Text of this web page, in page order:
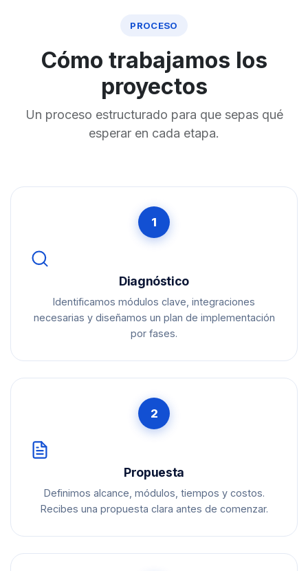
PROCESO
Cómo trabajamos los
proyectos
Un proceso estructurado para que sepas qué
esperar en cada etapa.
1
Diagnóstico
Identificamos módulos clave, integraciones
necesarias y diseñamos un plan de implementación
por fases.
2
Propuesta
Definimos alcance, módulos, tiempos y costos.
Recibes una propuesta clara antes de comenzar.